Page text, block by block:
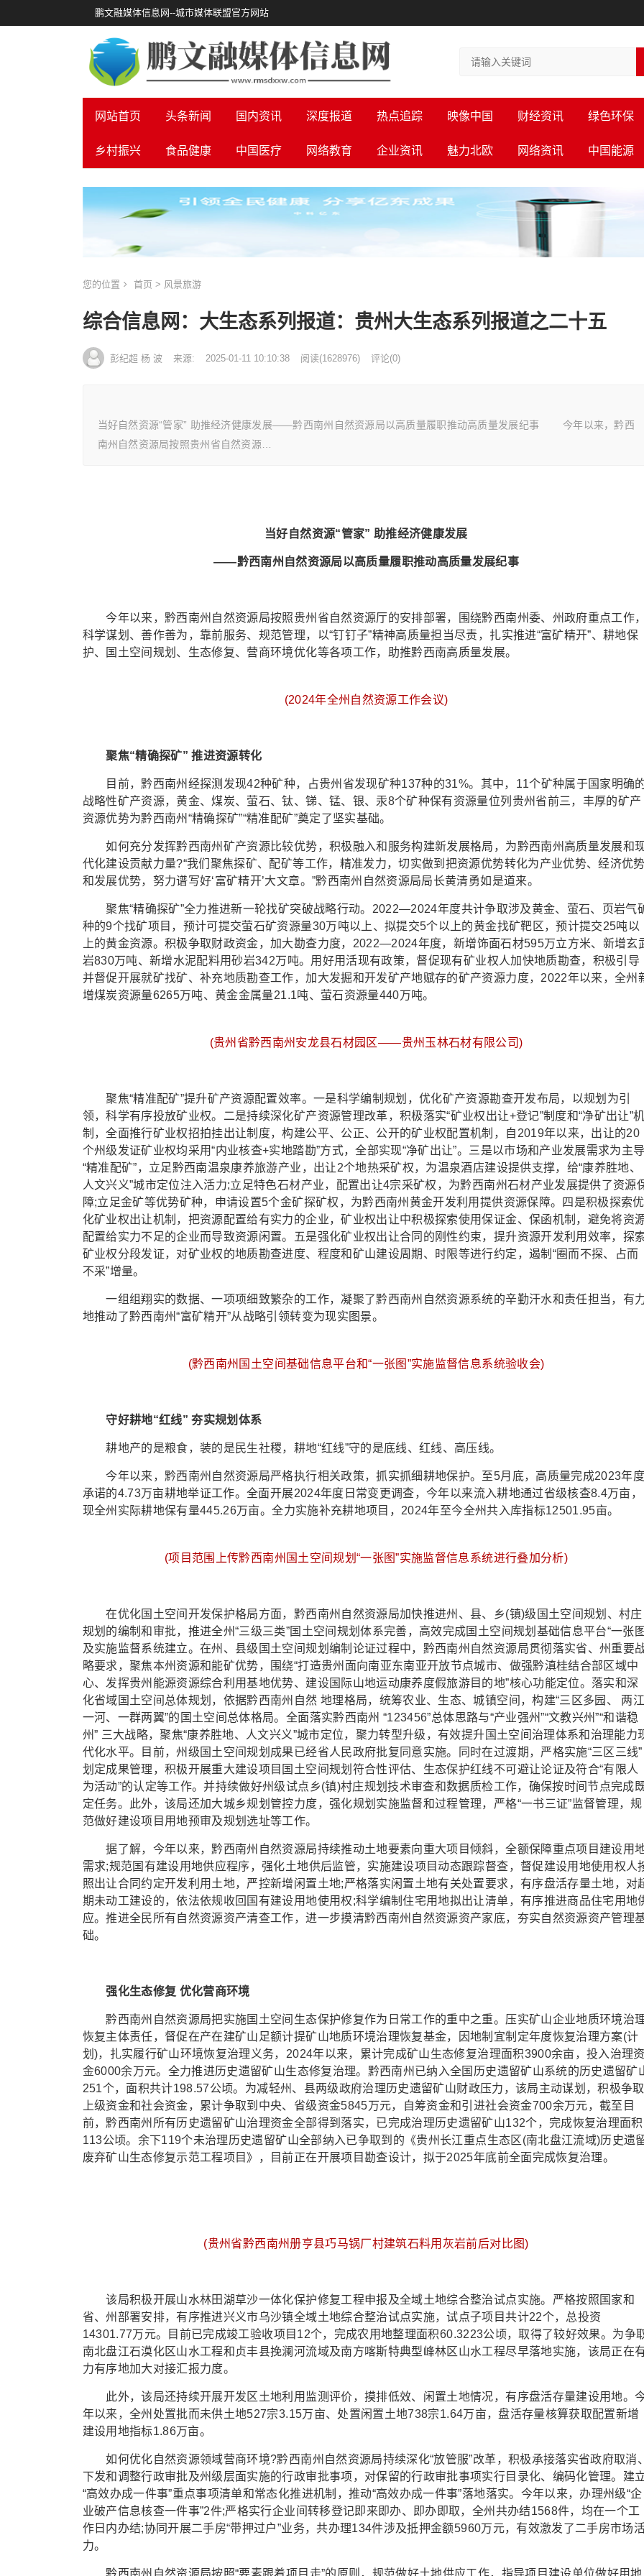
鹏文融媒体信息网--城市媒体联盟官方网站
网站首页 头条新闻 国内资讯 深度报道 热点追踪 映像中国 财经资讯 绿色环保
乡村振兴 食品健康 中国医疗 网络教育 企业资讯 魅力北欧 网络资讯 中国能源
您的位置 首页 > 风景旅游
综合信息网：大生态系列报道：贵州大生态系列报道之二十五
彭纪超 杨 波 来源: 2025-01-11 10:10:38 阅读(1628976) 评论(0)
当好自然资源“管家” 助推经济健康发展——黔西南州自然资源局以高质量履职推动高质量发展纪事 今年以来，黔西
南州自然资源局按照贵州省自然资源…
当好自然资源“管家” 助推经济健康发展
——黔西南州自然资源局以高质量履职推动高质量发展纪事
今年以来，黔西南州自然资源局按照贵州省自然资源厅的安排部署，围绕黔西南州委、州政府重点工作，
科学谋划、善作善为，靠前服务、规范管理，以“钉钉子”精神高质量担当尽责，扎实推进“富矿精开”、耕地保
护、国土空间规划、生态修复、营商环境优化等各项工作，助推黔西南高质量发展。
(2024年全州自然资源工作会议)
聚焦“精确探矿” 推进资源转化
目前，黔西南州经探测发现42种矿种，占贵州省发现矿种137种的31%。其中，11个矿种属于国家明确
战略性矿产资源，黄金、煤炭、萤石、钛、锑、锰、银、汞8个矿种保有资源量位列贵州省前三，丰厚的矿产
资源优势为黔西南州“精确探矿”“精准配矿”奠定了坚实基础。
如何充分发挥黔西南州矿产资源比较优势，积极融入和服务构建新发展格局，为黔西南州高质量发展和
代化建设贡献力量?“我们聚焦探矿、配矿等工作，精准发力，切实做到把资源优势转化为产业优势、经济优势
和发展优势，努力谱写好‘富矿精开’大文章。”黔西南州自然资源局局长黄清勇如是道来。
聚焦“精确探矿”全力推进新一轮找矿突破战略行动。2022—2024年度共计争取涉及黄金、萤石、页岩气
种的9个找矿项目，预计可提交萤石矿资源量30万吨以上、拟提交5个以上的黄金找矿靶区，预计提交25吨以
上的黄金资源。积极争取财政资金，加大勘查力度，2022—2024年度，新增饰面石材595万立方米、新增玄
岩830万吨、新增水泥配料用砂岩342万吨。用好用活现有政策，督促现有矿业权人加快地质勘查，积极引导
并督促开展就矿找矿、补充地质勘查工作，加大发掘和开发矿产地赋存的矿产资源力度，2022年以来，全州
增煤炭资源量6265万吨、黄金金属量21.1吨、萤石资源量440万吨。
(贵州省黔西南州安龙县石材园区——贵州玉林石材有限公司)
聚焦“精准配矿”提升矿产资源配置效率。一是科学编制规划，优化矿产资源勘查开发布局，以规划为引
领，科学有序投放矿业权。二是持续深化矿产资源管理改革，积极落实“矿业权出让+登记”制度和“净矿出让”机
制，全面推行矿业权招拍挂出让制度，构建公平、公正、公开的矿业权配置机制，自2019年以来，出让的20
个州级发证矿业权均采用“内业核查+实地踏勘”方式，全部实现“净矿出让”。三是以市场和产业发展需求为主导
“精准配矿”，立足黔西南温泉康养旅游产业，出让2个地热采矿权，为温泉酒店建设提供支撑，给“康养胜地、
人文兴义”城市定位注入活力;立足特色石材产业，配置出让4宗采矿权，为黔西南州石材产业发展提供了资源
障;立足金矿等优势矿种，申请设置5个金矿探矿权，为黔西南州黄金开发利用提供资源保障。四是积极探索优
化矿业权出让机制，把资源配置给有实力的企业，矿业权出让中积极探索使用保证金、保函机制，避免将资
配置给实力不足的企业而导致资源闲置。五是强化矿业权出让合同的刚性约束，提升资源开发利用效率，探
矿业权分段发证，对矿业权的地质勘查进度、程度和矿山建设周期、时限等进行约定，遏制“圈而不探、占而
不采”增量。
一组组翔实的数据、一项项细致繁杂的工作，凝聚了黔西南州自然资源系统的辛勤汗水和责任担当，有
地推动了黔西南州“富矿精开”从战略引领转变为现实图景。
(黔西南州国土空间基础信息平台和“一张图”实施监督信息系统验收会)
守好耕地“红线” 夯实规划体系
耕地产的是粮食，装的是民生社稷，耕地“红线”守的是底线、红线、高压线。
今年以来，黔西南州自然资源局严格执行相关政策，抓实抓细耕地保护。至5月底，高质量完成2023年度
承诺的4.73万亩耕地举证工作。全面开展2024年度日常变更调查，今年以来流入耕地通过省级核查8.4万亩，
现全州实际耕地保有量445.26万亩。全力实施补充耕地项目，2024年至今全州共入库指标12501.95亩。
(项目范围上传黔西南州国土空间规划“一张图”实施监督信息系统进行叠加分析)
在优化国土空间开发保护格局方面，黔西南州自然资源局加快推进州、县、乡(镇)级国土空间规划、村庄
规划的编制和审批，推进全州“三级三类”国土空间规划体系完善，高效完成国土空间规划基础信息平台“一张
及实施监督系统建立。在州、县级国土空间规划编制论证过程中，黔西南州自然资源局贯彻落实省、州重要
略要求，聚焦本州资源和能矿优势，围绕“打造贵州面向南亚东南亚开放节点城市、做强黔滇桂结合部区域中
心、发挥贵州能源资源综合利用基地优势、建设国际山地运动康养度假旅游目的地”核心功能定位。落实和深
化省域国土空间总体规划，依据黔西南州自然 地理格局，统筹农业、生态、城镇空间，构建“三区多园、 两江
一河、一群两翼”的国土空间总体格局。全面落实黔西南州 “123456”总体思路与“产业强州”“文教兴州”“和谐稳
州” 三大战略，聚焦“康养胜地、人文兴义”城市定位，聚力转型升级，有效提升国土空间治理体系和治理能力
代化水平。目前，州级国土空间规划成果已经省人民政府批复同意实施。同时在过渡期，严格实施“三区三线”
划定成果管理，积极开展重大建设项目国土空间规划符合性评估、生态保护红线不可避让论证及符合“有限人
为活动”的认定等工作。并持续做好州级试点乡(镇)村庄规划技术审查和数据质检工作，确保按时间节点完成
定任务。此外，该局还加大城乡规划管控力度，强化规划实施监督和过程管理，严格“一书三证”监督管理，规
范做好建设项目用地预审及规划选址等工作。
据了解，今年以来，黔西南州自然资源局持续推动土地要素向重大项目倾斜，全额保障重点项目建设用
需求;规范国有建设用地供应程序，强化土地供后监管，实施建设项目动态跟踪督查，督促建设用地使用权人
照出让合同约定开发利用土地，严控新增闲置土地;严格落实闲置土地有关处置要求，有序盘活存量土地，对
期未动工建设的，依法依规收回国有建设用地使用权;科学编制住宅用地拟出让清单，有序推进商品住宅用地
应。推进全民所有自然资源资产清查工作，进一步摸清黔西南州自然资源资产家底，夯实自然资源资产管理
础。
强化生态修复 优化营商环境
黔西南州自然资源局把实施国土空间生态保护修复作为日常工作的重中之重。压实矿山企业地质环境治
恢复主体责任，督促在产在建矿山足额计提矿山地质环境治理恢复基金，因地制宜制定年度恢复治理方案(计
划)，扎实履行矿山环境恢复治理义务，2024年以来，累计完成矿山生态修复治理面积3900余亩，投入治理资
金6000余万元。全力推进历史遗留矿山生态修复治理。黔西南州已纳入全国历史遗留矿山系统的历史遗留矿
251个，面积共计198.57公顷。为减轻州、县两级政府治理历史遗留矿山财政压力，该局主动谋划，积极争取
上级资金和社会资金，累计争取到中央、省级资金5845万元，自筹资金和引进社会资金700余万元，截至目
前，黔西南州所有历史遗留矿山治理资金全部得到落实，已完成治理历史遗留矿山132个，完成恢复治理面积
113公顷。余下119个未治理历史遗留矿山全部纳入已争取到的《贵州长江重点生态区(南北盘江流域)历史遗
废弃矿山生态修复示范工程项目》，目前正在开展项目勘查设计，拟于2025年底前全面完成恢复治理。
(贵州省黔西南州册亨县巧马锅厂村建筑石料用灰岩前后对比图)
该局积极开展山水林田湖草沙一体化保护修复工程申报及全域土地综合整治试点实施。严格按照国家和
省、州部署安排，有序推进兴义市乌沙镇全域土地综合整治试点实施，试点子项目共计22个，总投资
14301.77万元。目前已完成竣工验收项目12个，完成农用地整理面积60.3223公顷，取得了较好效果。为争
南北盘江石漠化区山水工程和贞丰县挽澜河流域及南方喀斯特典型峰林区山水工程尽早落地实施，该局正在
力有序地加大对接汇报力度。
此外，该局还持续开展开发区土地利用监测评价，摸排低效、闲置土地情况，有序盘活存量建设用地。
年以来，全州处置批而未供土地527宗3.15万亩、处置闲置土地738宗1.64万亩，盘活存量核算获取配置新增
建设用地指标1.86万亩。
如何优化自然资源领域营商环境?黔西南州自然资源局持续深化“放管服”改革，积极承接落实省政府取消、
下发和调整行政审批及州级层面实施的行政审批事项，对保留的行政审批事项实行目录化、编码化管理。建
“高效办成一件事”重点事项清单和常态化推进机制，推动“高效办成一件事”落地落实。今年以来，办理州级“企
业破产信息核查一件事”2件;严格实行企业间转移登记即来即办、即办即取，全州共办结1568件，均在一个工
作日内办结;协同开展二手房“带押过户”业务，共办理134件涉及抵押金额5960万元，有效激发了二手房市场
力。
黔西南州自然资源局按照“要素跟着项目走”的原则，规范做好土地供应工作，指导项目建设单位做好用地